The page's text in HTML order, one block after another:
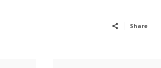
Share